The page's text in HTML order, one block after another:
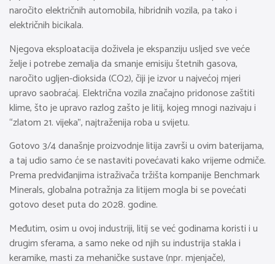
naročito električnih automobila, hibridnih vozila, pa tako i
električnih bicikala.
Njegova eksploatacija doživela je ekspanziju usljed sve veće
želje i potrebe zemalja da smanje emisiju štetnih gasova,
naročito ugljen-dioksida (CO2), čiji je izvor u najvećoj mjeri
upravo saobraćaj. Električna vozila značajno pridonose zaštiti
klime, što je upravo razlog zašto je litij, kojeg mnogi nazivaju i
“zlatom 21. vijeka”, najtraženija roba u svijetu.
Gotovo 3/4 današnje proizvodnje litija završi u ovim baterijama,
a taj udio samo će se nastaviti povećavati kako vrijeme odmiče.
Prema predviđanjima istraživača tržišta kompanije Benchmark
Minerals, globalna potražnja za litijem mogla bi se povećati
gotovo deset puta do 2028. godine.
Međutim, osim u ovoj industriji, litij se već godinama koristi i u
drugim sferama, a samo neke od njih su industrija stakla i
keramike, masti za mehaničke sustave (npr. mjenjače),